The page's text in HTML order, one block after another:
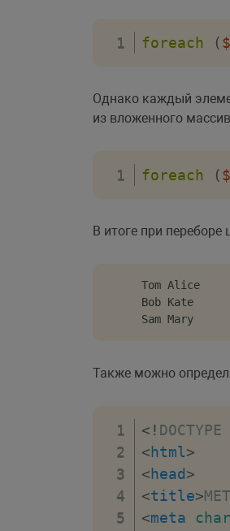
</
>
foreach (
Однако каждый
из вложенного
foreach (
В итоге при
Tom Alice
Bob Kate
Sam Mary
Также можно
<! DOCTYPE
<html>
<head>
<title>
<meta